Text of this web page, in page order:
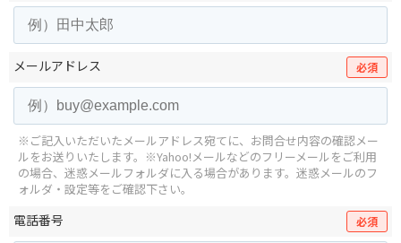
メールアドレス 必須
※ご記入いただいたメールアドレス宛てに、お問合せ内容の確認メー
ルをお送りいたします。 ※Yahoo!メールなどのフリーメールをご利用
の場合、迷惑メールフォルダに入る場合があります。 迷惑メールのフ
ォルダ・設定等をご確認下さい。
電話番号 必須